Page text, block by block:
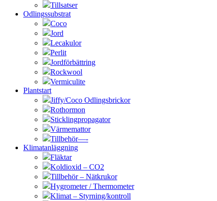
Tillsatser
Odlingssubstrat
Coco
Jord
Lecakulor
Perlit
Jordförbättring
Rockwool
Vermiculite
Plantstart
Jiffy/Coco Odlingsbrickor
Rothormon
Sticklingpropagator
Värmemattor
Tillbehör—-
Klimatanläggning
Fläktar
Koldioxid – CO2
Tillbehör – Nätkrukor
Hygrometer / Thermometer
Klimat – Styrning/kontroll